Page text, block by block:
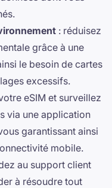
: réduisez
grâce à une
le besoin de cartes
excessifs.
eSIM et surveillez
via une application
garantissant ainsi
mobile.
au support client
à résoudre tout